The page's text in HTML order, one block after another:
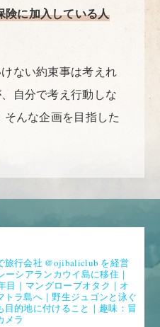
険に加入している人
ない約束事は考えれ
自分で考え行動しな
んな企画を目指した
旅行会社 @ojibaliclub を経営
ーシアランカウイ島に移住｜
目｜マングローブオタク｜オ
トラ島へ｜野生ジュゴンと泳ぐ
目的地に付けること｜趣味：冒
メラ